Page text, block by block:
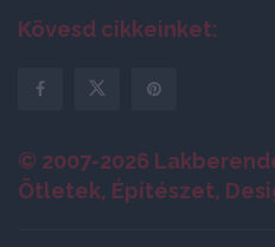
Kövesd cikkeinket:
© 2007-2026
Ötletek, Építészet,